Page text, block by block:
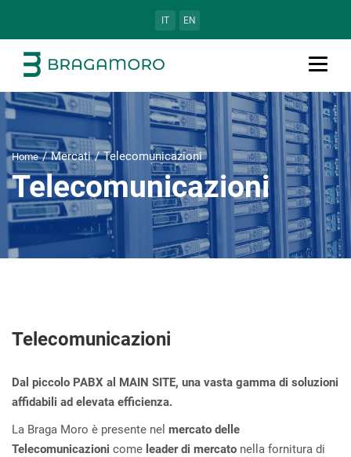
IT EN
Home Mercati Telecomunicazioni
Telecomunicazioni
Telecomunicazioni
Dal piccolo PABX al MAIN SITE, una vasta gamma di soluzioni
affidabili ad elevata efficienza.
La Braga Moro è presente nel mercato delle
Telecomunicazioni come leader di mercato nella fornitura di